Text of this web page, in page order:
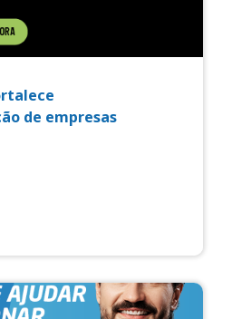
de empresas